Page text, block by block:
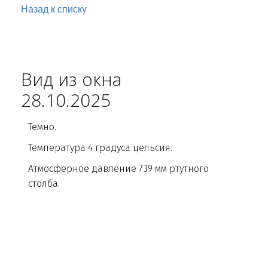
Назад к списку
Вид из окна
28.10.2025
Темно.
Температура 4 градуса цельсия.
Атмосферное давление 739 мм ртутного
столба.